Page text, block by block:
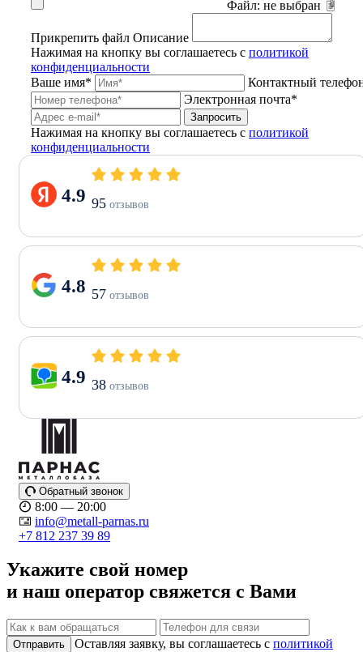
Файл: не выбран
Прикрепить файл Описание
Нажимая на кнопку вы соглашаетесь с политикой
конфиденциальности
Ваше имя*
Контактный
Электронная почта*
Запросить
Нажимая на кнопку вы соглашаетесь с политикой
конфиденциальности
4.9 95 отзывов
4.8 57 отзывов
4.9 38 отзывов
Обратный звонок
8:00 — 20:00
info@metall-parnas.ru
+7 812 237 39 89
Укажите свой номер
и наш оператор свяжется с Вами
Отправить Оставляя заявку, вы соглашаетесь с политикой